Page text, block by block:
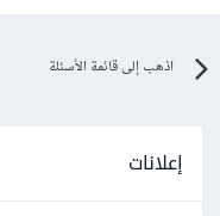
اذهب إلى قائمة الأسئلة
إعلانات